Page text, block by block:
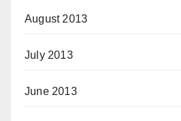
August 2013
July 2013
June 2013